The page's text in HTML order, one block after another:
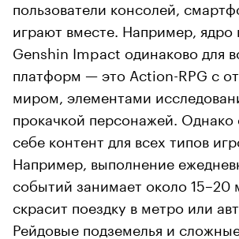
пользователи консолей,
играют вместе. Например, ядро
Genshin Impact одинаково для
платформ — это Action-RPG с
миром, элементами
прокачкой персонажей. Однако
себе контент для всех типов
Например, выполнение
событий занимает около 15–20
скрасит поездку в метро или
Рейдовые подземелья и